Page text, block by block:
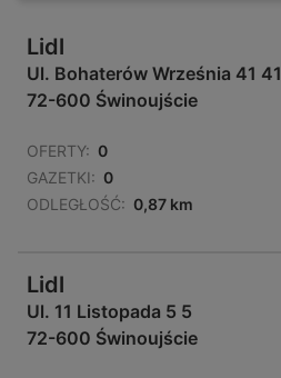
Lidl
Ul. Bohaterów Września 41 41
72-600 Świnoujście
OFERTY: 0
GAZETKI: 0
ODLEGŁOŚĆ: 0,87 km
Lidl
Ul. 11 Listopada 5 5
72-600 Świnoujście